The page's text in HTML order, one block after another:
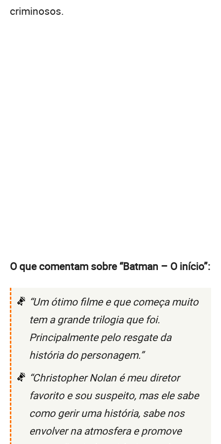
criminosos.
O que comentam sobre “Batman – O início”:
“Um ótimo filme e que começa muito
tem a grande trilogia que foi.
Principalmente pelo resgate da
história do personagem.”
“Christopher Nolan é meu diretor
favorito e sou suspeito, mas ele sabe
como gerir uma história, sabe nos
envolver na atmosfera e promove